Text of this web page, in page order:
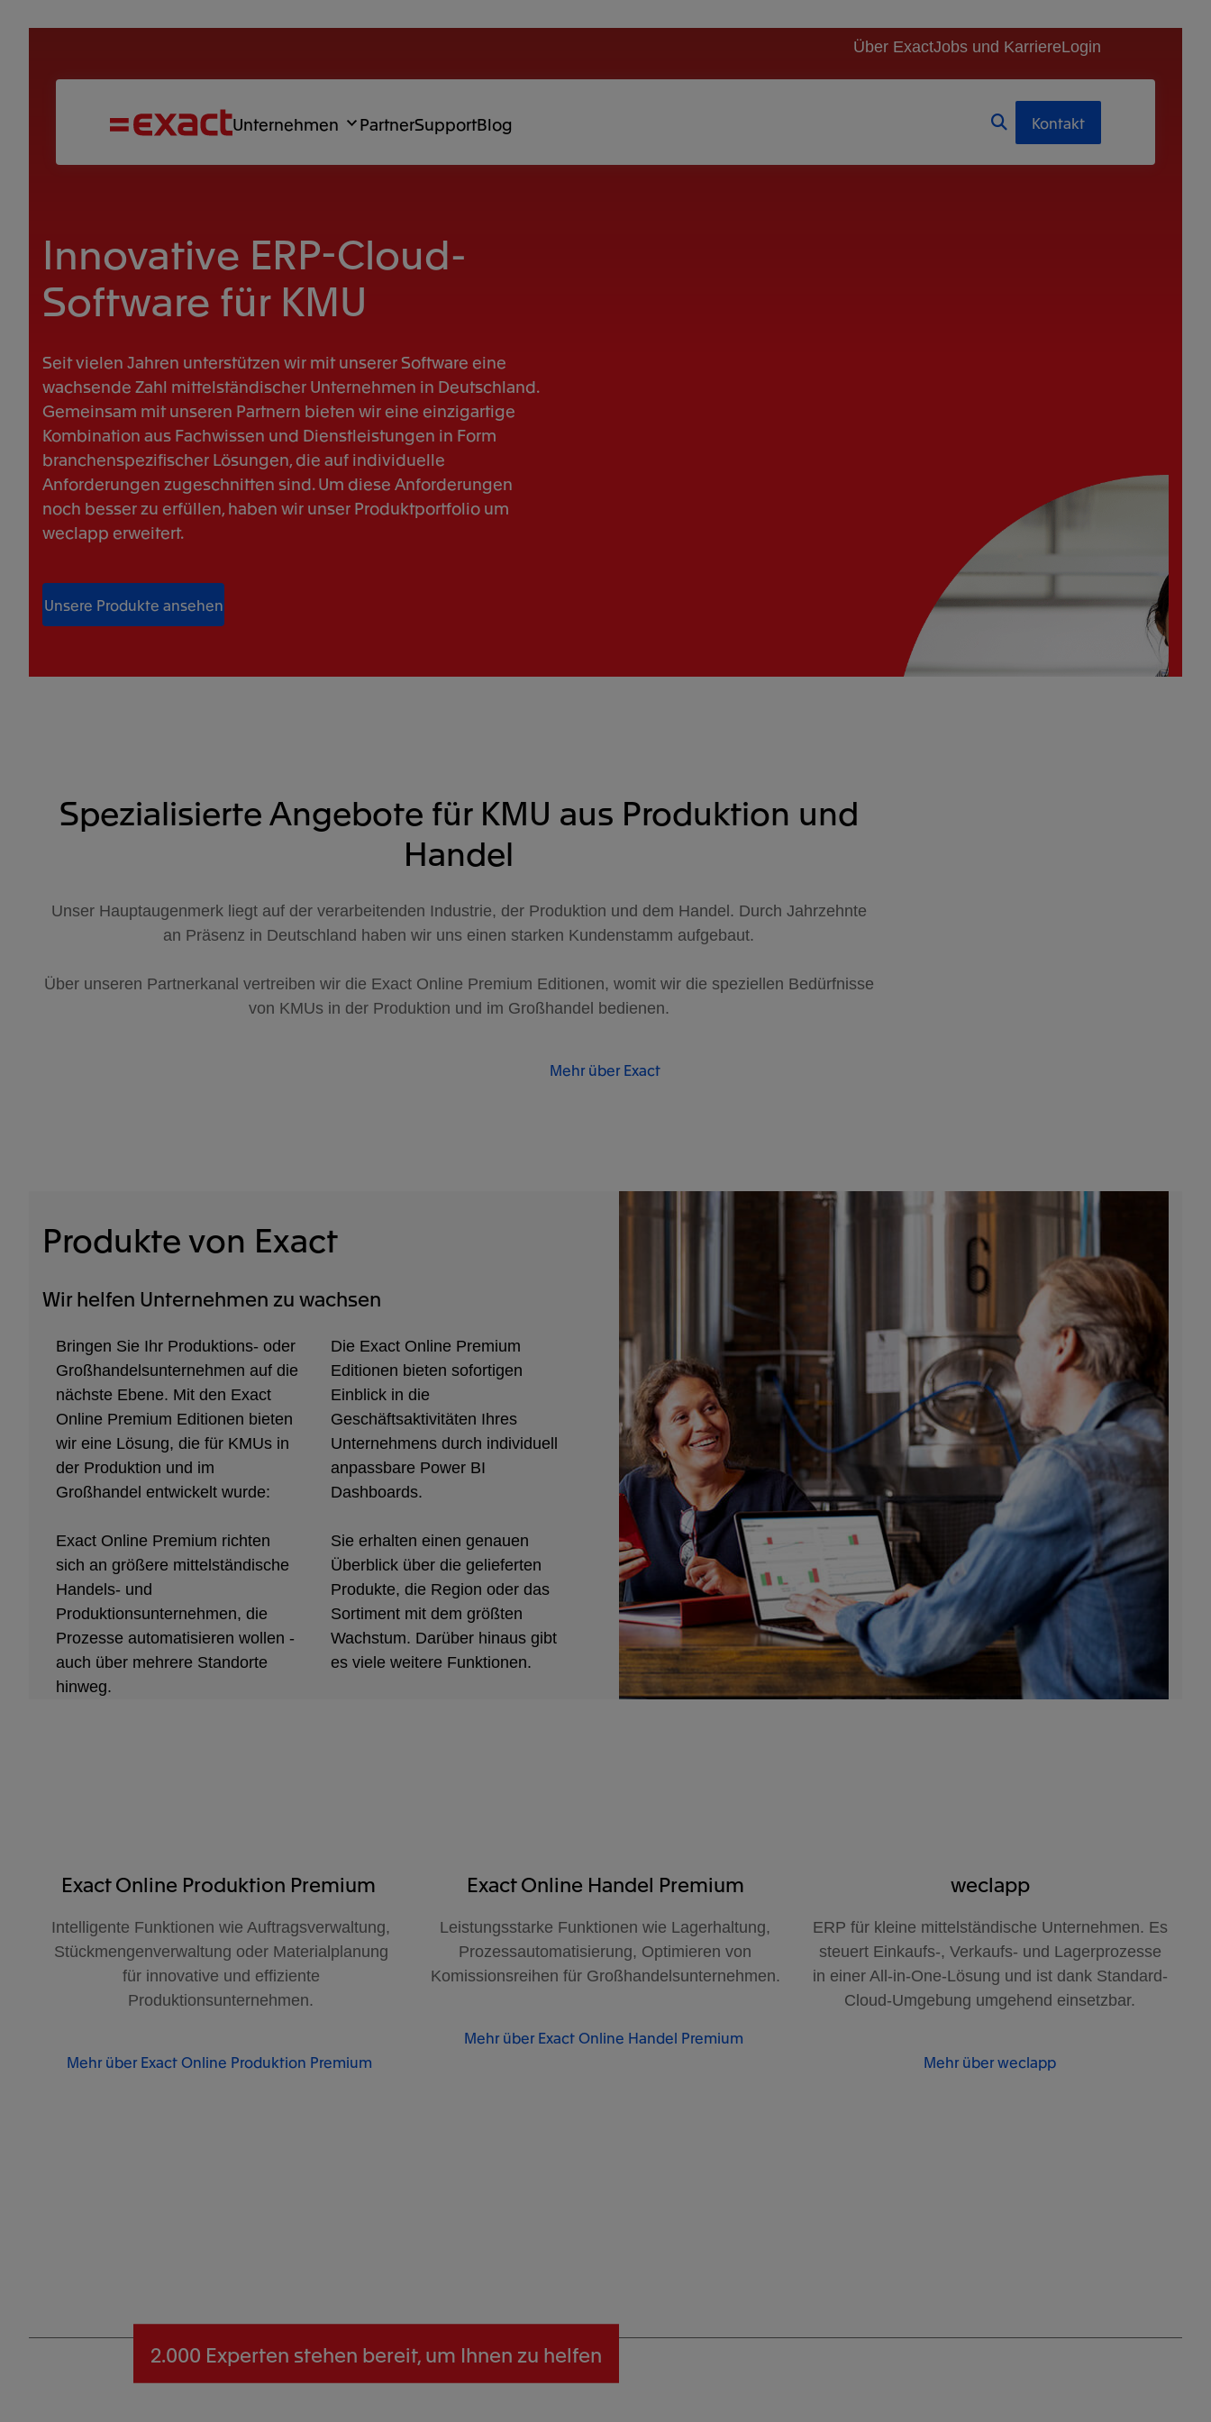
Unternehmen PartnerSupportBlog Kontakt
Über ExactJobs und KarriereLogin
Innovative ERP-Cloud-
Software für KMU
Seit vielen Jahren unterstützen wir mit unserer Software eine
wachsende Zahl mittelständischer Unternehmen in Deutschland.
Gemeinsam mit unseren Partnern bieten wir eine einzigartige
Kombination aus Fachwissen und Dienstleistungen in Form
branchenspezifischer Lösungen, die auf individuelle
Anforderungen zugeschnitten sind. Um diese Anforderungen
noch besser zu erfüllen, haben wir unser Produktportfolio um
weclapp erweitert.
Unsere Produkte ansehen
Spezialisierte Angebote für KMU aus Produktion und
Handel
Unser Hauptaugenmerk liegt auf der verarbeitenden Industrie, der Produktion und dem Handel. Durch Jahrzehnte
an Präsenz in Deutschland haben wir uns einen starken Kundenstamm aufgebaut.
Über unseren Partnerkanal vertreiben wir die Exact Online Premium Editionen, womit wir die speziellen Bedürfnisse
von KMUs in der Produktion und im Großhandel bedienen.
Mehr über Exact
Produkte von Exact
Wir helfen Unternehmen zu wachsen
Bringen Sie Ihr Produktions- oder
Großhandelsunternehmen auf die
nächste Ebene. Mit den Exact
Online Premium Editionen bieten
wir eine Lösung, die für KMUs in
der Produktion und im
Großhandel entwickelt wurde:
Exact Online Premium richten
sich an größere mittelständische
Handels- und
Produktionsunternehmen, die
Prozesse automatisieren wollen -
auch über mehrere Standorte
hinweg.
Die Exact Online Premium
Editionen bieten sofortigen
Einblick in die
Geschäftsaktivitäten Ihres
Unternehmens durch individuell
anpassbare Power BI
Dashboards.
Sie erhalten einen genauen
Überblick über die gelieferten
Produkte, die Region oder das
Sortiment mit dem größten
Wachstum. Darüber hinaus gibt
es viele weitere Funktionen.
Exact Online Produktion Premium
Intelligente Funktionen wie Auftragsverwaltung,
Stückmengenverwaltung oder Materialplanung
für innovative und effiziente
Produktionsunternehmen.
Mehr über Exact Online Produktion Premium
Exact Online Handel Premium
Leistungsstarke Funktionen wie Lagerhaltung,
Prozessautomatisierung, Optimieren von
Komissionsreihen für Großhandelsunternehmen.
Mehr über Exact Online Handel Premium
weclapp
ERP für kleine mittelständische Unternehmen. Es
steuert Einkaufs-, Verkaufs- und Lagerprozesse
in einer All-in-One-Lösung und ist dank Standard-
Cloud-Umgebung umgehend einsetzbar.
Mehr über weclapp
2.000 Experten stehen bereit, um Ihnen zu helfen